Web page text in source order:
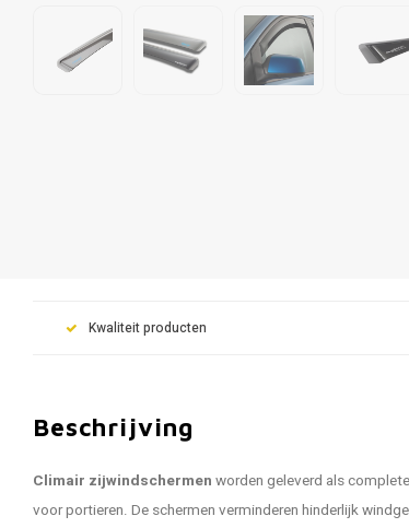
Kwaliteit producten
Beschrijving
Climair zijwindschermen worden geleverd als
voor portieren. De schermen verminderen hinderlijk